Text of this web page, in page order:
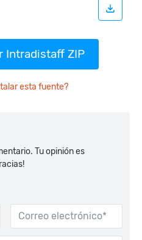
Intradistaff ZIP
esta fuente?
Tu opinión es